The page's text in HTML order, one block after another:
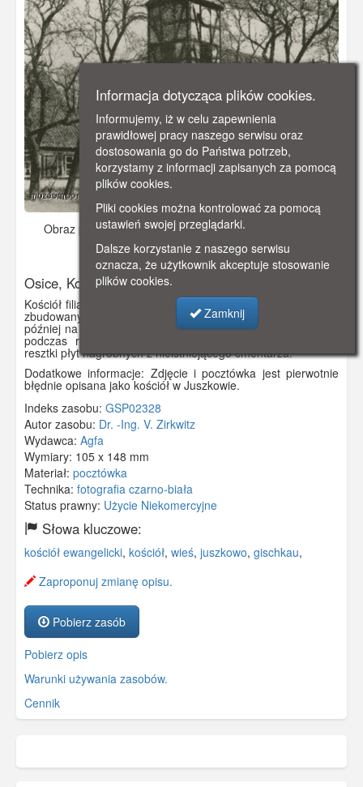
Obraz pochodzi zok. 1910 r.Dodano: 2019-12-09 09:56
Wyświetlono: 4895
Osice, Kościół w Osicach (Wossitz)
Kościół filialny pw. Świętego Antoniego z Padwy z XIV/XV w.,
zbudowany pierwotnie jako szkieletowy, przebudowano
później na murowany. Posiada strzelistą wieżę, dobudowaną
podczas remontu w XVIII wieku. Nieopodal znajdują się
resztki płyt nagrobnych z nieistniejącego cmentarza.
Dodatkowe informacje: Zdjęcie i pocztówka jest pierwotnie
błędnie opisana jako kościół w Juszkowie.
Indeks zasobu: GSP02328
Autor zasobu: Dr. -Ing. V. Zirkwitz
Wydawca: Agfa
Wymiary: 105 x 148 mm
Materiał: pocztówka
Technika: fotografia czarno-biała
Status prawny: Użycie Niekomercyjne
Słowa kluczowe:
kościół ewangelicki, kościół, wieś, juszkowo, gischkau,
Zaproponuj zmianę opisu.
Pobierz zasób
Pobierz opis
Warunki używania zasobów.
Cennik
Informacja dotycząca plików cookies.
Informujemy, iż w celu zapewnienia
prawidłowej pracy naszego serwisu oraz
dostosowania go do Państwa potrzeb,
korzystamy z informacji zapisanych za pomocą
plików cookies.
Pliki cookies można kontrolować za pomocą
ustawień swojej przeglądarki.
Dalsze korzystanie z naszego serwisu
oznacza, że użytkownik akceptuje stosowanie
plików cookies.
Zamknij